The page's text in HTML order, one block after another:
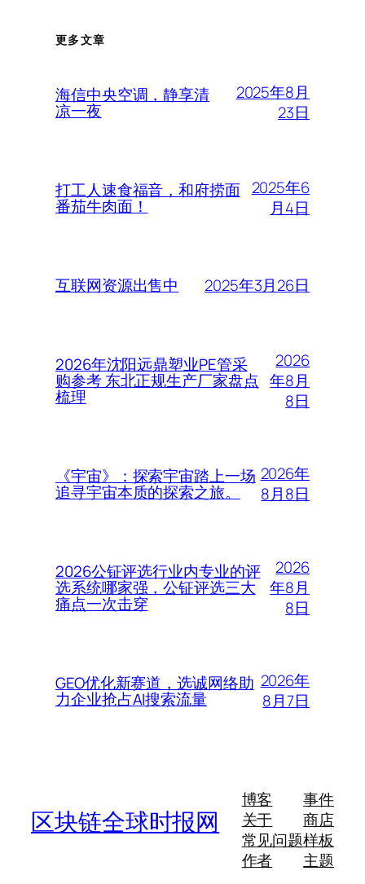
更多文章
海信中央空调，静享清
凉一夜
2025年8月
23日
打工人速食福音，和府捞面
番茄牛肉面！
2025年6
月4日
互联网资源出售中 2025年3月26日
2026年沈阳远鼎塑业PE管采
购参考 东北正规生产厂家盘点
梳理
2026
年8月
8日
《宇宙》：探索宇宙踏上一场
追寻宇宙本质的探索之旅。
2026年
8月8日
2026公钲评选行业内专业的评
选系统哪家强，公钲评选三大
痛点一次击穿
2026
年8月
8日
GEO优化新赛道，选诚网络助
力企业抢占AI搜索流量
2026年
8月7日
区块链全球时报网
博客
关于
常见问题
作者
事件
商店
样板
主题